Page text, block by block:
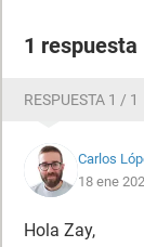
1 respuesta
RESPUESTA 1 / 1
Carlos
18 ene
Hola Zay,